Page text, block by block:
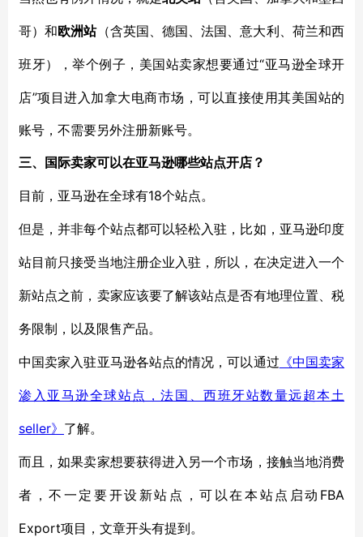
哥）和欧洲站（含英国、德国、法国、意大利、荷兰和西
班牙），举个例子，美国站卖家想要通过“亚马逊全球开
店”项目进入加拿大电商市场，可以直接使用其美国站的
账号，不需要另外注册新账号。
三、国际卖家可以在亚马逊哪些站点开店？
目前，亚马逊在全球有18个站点。
但是，并非每个站点都可以轻松入驻，比如，亚马逊印度
站目前只接受当地注册企业入驻，所以，在决定进入一个
新站点之前，卖家应该要了解该站点是否有地理位置、税
务限制，以及限售产品。
中国卖家入驻亚马逊各站点的情况，可以通过 《中国卖家
渗入亚马逊全球站点，法国、西班牙站数量远超本土
seller》 了解。
而且，如果卖家想要获得进入另一个市场，接触当地消费
者，不一定要开设新站点，可以在本站点启动 FBA
Export项目，文章开头有提到。